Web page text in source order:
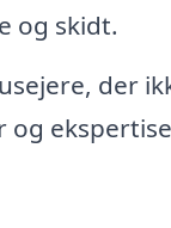
og skidt.
der
og